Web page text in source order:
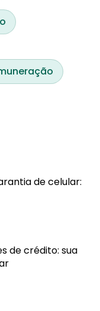
de celular:
de crédito: sua